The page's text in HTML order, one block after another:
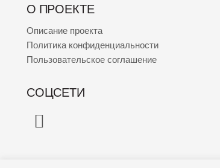
О ПРОЕКТЕ
Описание проекта
Политика конфиденциальности
Пользовательское соглашение
СОЦСЕТИ